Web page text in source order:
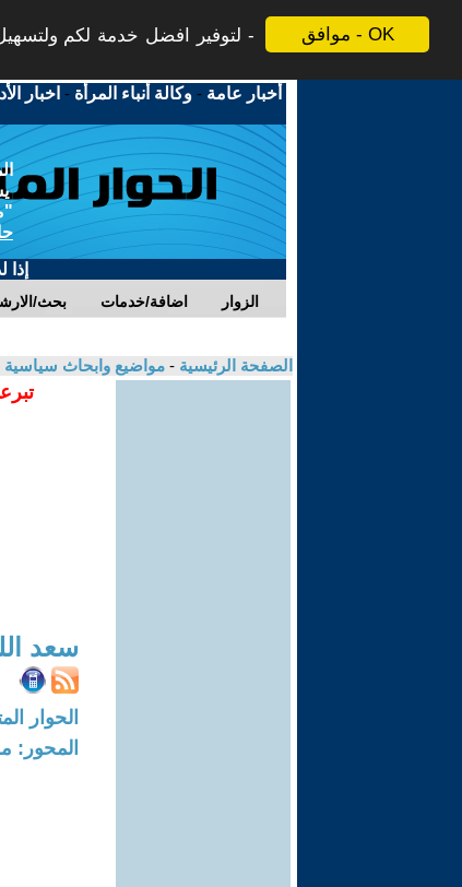
موافق - OK
لتوفير افضل خدمة لكم
أخبار عامة -وكالة أنباء المرأة - اخبار
بحث/ اضافة/خدمات الزوار
الصفحة الرئيسية - مواضيع وابحاث سياسية
سعد
الحوار المتمدن-
المحور: